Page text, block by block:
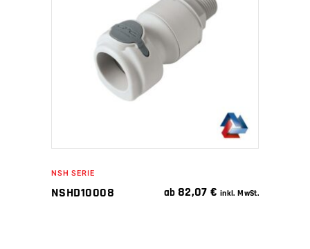
WEITERLESEN
NSH SERIE
NSHD10008 ab 82,07€ inkl. MwSt.